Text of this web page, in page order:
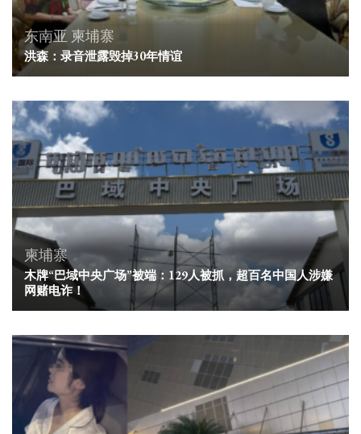
东南亚 柬埔寨
洪森：录音泄露毁掉30年情谊
柬埔寨
木牌“巴域中央广场”被端：129人被抓，超百名中国人涉嫌
网赌电诈！